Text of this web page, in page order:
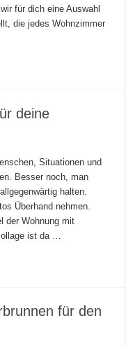
für dich eine Auswahl
die jedes Wohnzimmer
deine
Situationen und
Besser noch, man
halten.
Überhand nehmen.
der Wohnung mit
ist da …
für den